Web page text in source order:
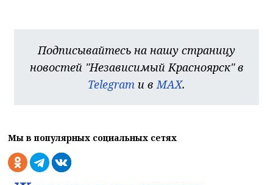
Подписывайтесь на нашу страницу
новостей "Независимый Красноярск" в
Telegram и вMAX.
Мы в популярных социальных сетях